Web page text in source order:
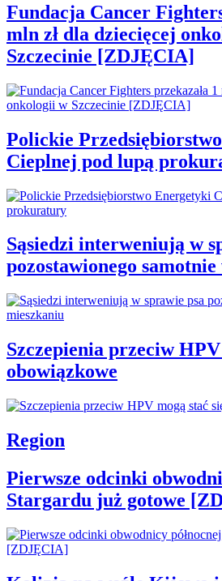
Fundacja Cancer
mln zł dla dziecięcej
Szczecinie [ZDJĘCIA]
Polickie
Cieplnej pod lupą
Sąsiedzi interweniują w
pozostawionego
Szczepienia przeciw
obowiązkowe
Region
Pierwsze odcinki
Stargardu już gotowe